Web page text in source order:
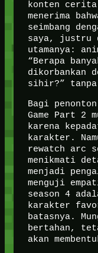
konten cerita
menerima
seimbang
saya,
utamanya:
“Berapa
dikorbankan
sihir?” tanpa
Bagi
Game Part 2
karena
karakter.
rewatch arc
menikmati
menjadi
menguji
season 4
karakter
batasnya.
bertahan,
akan